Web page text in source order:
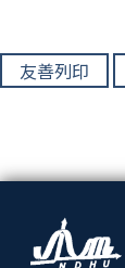
友善列印